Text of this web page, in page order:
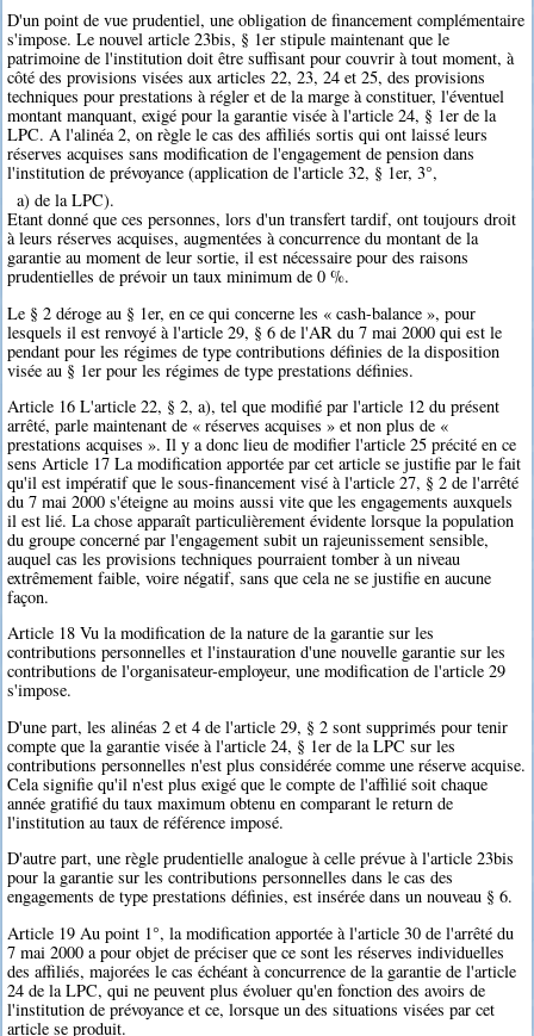
D'un point de vue prudentiel, une obligation de financement complémentaire
s'impose. Le nouvel article 23bis, § 1er stipule maintenant que le
patrimoine de l'institution doit être suffisant pour couvrir à tout moment, à
côté des provisions visées aux articles 22, 23, 24 et 25, des provisions
techniques pour prestations à régler et de la marge à constituer, l'éventuel
montant manquant, exigé pour la garantie visée à l'article 24, § 1er de la
LPC. A l'alinéa 2, on règle le cas des affiliés sortis qui ont laissé leurs
réserves acquises sans modification de l'engagement de pension dans
l'institution de prévoyance (application de l'article 32, § 1er, 3°,
a) de la LPC).
Etant donné que ces personnes, lors d'un transfert tardif, ont toujours droit
à leurs réserves acquises, augmentées à concurrence du montant de la
garantie au moment de leur sortie, il est nécessaire pour des raisons
prudentielles de prévoir un taux minimum de 0 %.
Le § 2 déroge au § 1er, en ce qui concerne les « cash-balance », pour
lesquels il est renvoyé à l'article 29, § 6 de l'AR du 7 mai 2000 qui est le
pendant pour les régimes de type contributions définies de la disposition
visée au § 1er pour les régimes de type prestations définies.
Article 16 L'article 22, § 2, a), tel que modifié par l'article 12 du présent
arrêté, parle maintenant de « réserves acquises » et non plus de «
prestations acquises ». Il y a donc lieu de modifier l'article 25 précité en ce
sens Article 17 La modification apportée par cet article se justifie par le fait
qu'il est impératif que le sous-financement visé à l'article 27, § 2 de l'arrêté
du 7 mai 2000 s'éteigne au moins aussi vite que les engagements auxquels
il est lié. La chose apparaît particulièrement évidente lorsque la population
du groupe concerné par l'engagement subit un rajeunissement sensible,
auquel cas les provisions techniques pourraient tomber à un niveau
extrêmement faible, voire négatif, sans que cela ne se justifie en aucune
façon.
Article 18 Vu la modification de la nature de la garantie sur les
contributions personnelles et l'instauration d'une nouvelle garantie sur les
contributions de l'organisateur-employeur, une modification de l'article 29
s'impose.
D'une part, les alinéas 2 et 4 de l'article 29, § 2 sont supprimés pour tenir
compte que la garantie visée à l'article 24, § 1er de la LPC sur les
contributions personnelles n'est plus considérée comme une réserve acquise.
Cela signifie qu'il n'est plus exigé que le compte de l'affilié soit chaque
année gratifié du taux maximum obtenu en comparant le return de
l'institution au taux de référence imposé.
D'autre part, une règle prudentielle analogue à celle prévue à l'article 23bis
pour la garantie sur les contributions personnelles dans le cas des
engagements de type prestations définies, est insérée dans un nouveau § 6.
Article 19 Au point 1°, la modification apportée à l'article 30 de l'arrêté du
7 mai 2000 a pour objet de préciser que ce sont les réserves individuelles
des affiliés, majorées le cas échéant à concurrence de la garantie de l'article
24 de la LPC, qui ne peuvent plus évoluer qu'en fonction des avoirs de
l'institution de prévoyance et ce, lorsque un des situations visées par cet
article se produit.